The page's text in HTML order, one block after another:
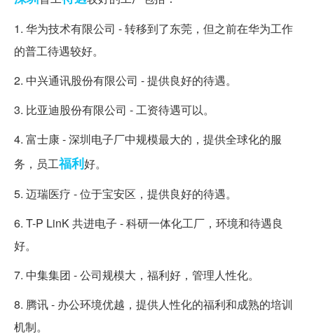
1. 华为技术有限公司 - 转移到了东莞，但之前在华为工作
的普工待遇较好。
2. 中兴通讯股份有限公司 - 提供良好的待遇。
3. 比亚迪股份有限公司 - 工资待遇可以。
4. 富士康 - 深圳电子厂中规模最大的，提供全球化的服
务，员工福利好。
5. 迈瑞医疗 - 位于宝安区，提供良好的待遇。
6. T-P LinK 共进电子 - 科研一体化工厂，环境和待遇良
好。
7. 中集集团 - 公司规模大，福利好，管理人性化。
8. 腾讯 - 办公环境优越，提供人性化的福利和成熟的培训
机制。